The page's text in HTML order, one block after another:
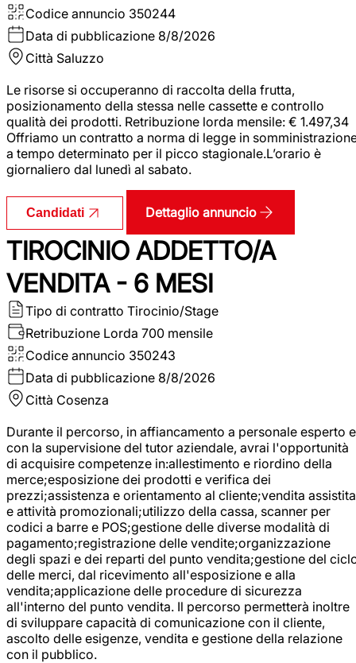
Codice annuncio 350244
Data di pubblicazione 8/8/2026
Città Saluzzo
Le risorse si occuperanno di raccolta della frutta,
posizionamento della stessa nelle cassette e controllo
qualità dei prodotti. Retribuzione lorda mensile: € 1.497,34
Offriamo un contratto a norma di legge in
a tempo determinato per il picco stagionale.L’orario è
giornaliero dal lunedì al sabato.
Candidati Dettaglio annuncio
TIROCINIO ADDETTO/A
VENDITA - 6 MESI
Tipo di contratto Tirocinio/Stage
Retribuzione Lorda 700 mensile
Codice annuncio 350243
Data di pubblicazione 8/8/2026
Città Cosenza
Durante il percorso, in affiancamento a personale esperto e
con la supervisione del tutor aziendale, avrai l'opportunità
di acquisire competenze in:allestimento e riordino della
merce;esposizione dei prodotti e verifica dei
prezzi;assistenza e orientamento al cliente;vendita assistita
e attività promozionali;utilizzo della cassa, scanner per
codici a barre e POS;gestione delle diverse modalità di
pagamento;registrazione delle vendite;organizzazione
degli spazi e dei reparti del punto vendita;gestione del
delle merci, dal ricevimento all'esposizione e alla
vendita;applicazione delle procedure di sicurezza
all'interno del punto vendita. Il percorso permetterà inoltre
di sviluppare capacità di comunicazione con il cliente,
ascolto delle esigenze, vendita e gestione della relazione
con il pubblico.